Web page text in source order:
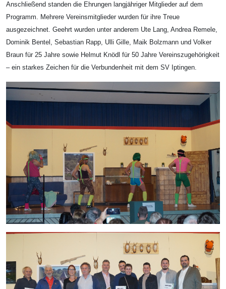
Anschließend standen die Ehrungen langjähriger Mitglieder auf dem
Programm. Mehrere Vereinsmitglieder wurden für ihre Treue
ausgezeichnet. Geehrt wurden unter anderem Ute Lang, Andrea Remele,
Dominik Bentel, Sebastian Rapp, Ulli Gille, Maik Bolzmann und Volker
Braun für 25 Jahre sowie Helmut Knödl für 50 Jahre Vereinszugehörigkeit
– ein starkes Zeichen für die Verbundenheit mit dem SV Iptingen.